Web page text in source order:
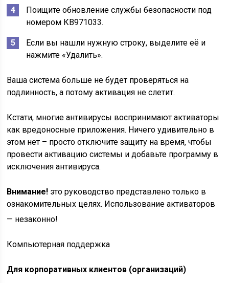
Поищите обновление службы безопасности под
номером КВ971033.
Если вы нашли нужную строку, выделите её и
нажмите «Удалить».
Ваша система больше не будет проверяться на
подлинность, а потому активация не слетит.
Кстати, многие антивирусы воспринимают активаторы
как вредоносные приложения. Ничего удивительно в
этом нет – просто отключите защиту на время, чтобы
провести активацию системы и добавьте программу в
исключения антивируса.
Внимание! это руководство представлено только в
ознакомительных целях. Использование активаторов
— незаконно!
Компьютерная поддержка
Для корпоративных клиентов (организаций)